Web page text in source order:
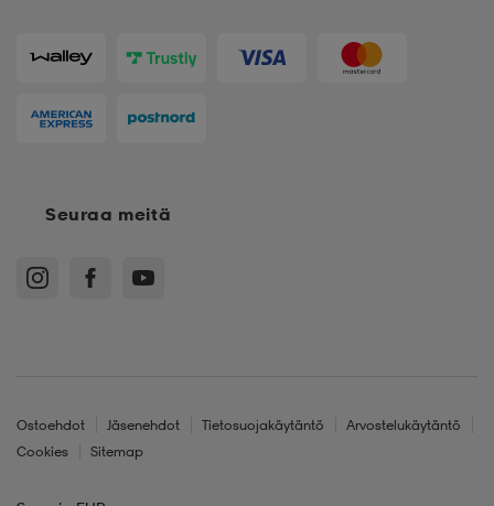
Seuraa meitä
Ostoehdot Jäsenehdot Tietosuojakäytäntö
Arvostelukäytäntö
Cookies
Sitemap